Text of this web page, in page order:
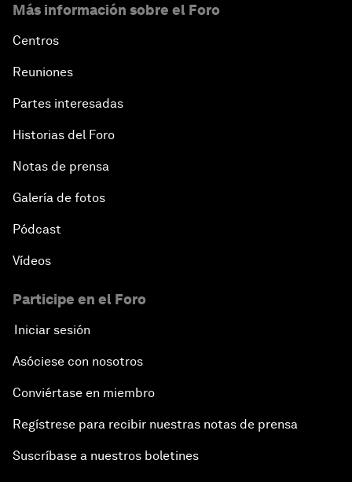
Más información sobre el Foro
Centros
Reuniones
Partes interesadas
Historias del Foro
Notas de prensa
Galería de fotos
Pódcast
Vídeos
Participe en el Foro
Iniciar sesión
Asóciese con nosotros
Conviértase en miembro
Regístrese para recibir nuestras notas de prensa
Suscríbase a nuestros boletines